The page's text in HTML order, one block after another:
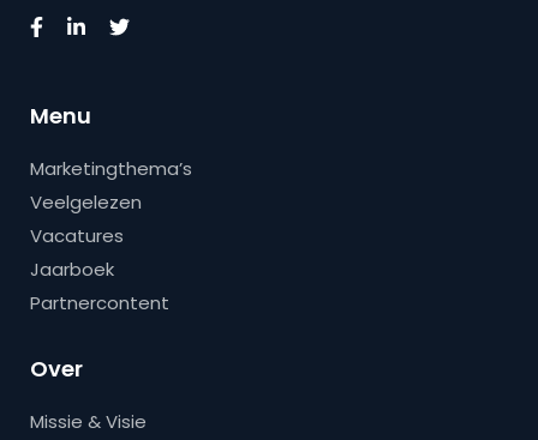
Menu
Marketingthema’s
Veelgelezen
Vacatures
Jaarboek
Partnercontent
Over
Missie & Visie